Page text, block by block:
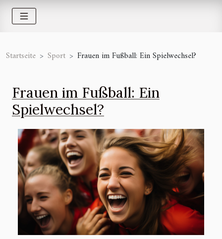
Startseite Sport Frauen im Fußball: Ein Spielwechsel?
Frauen im Fußball: Ein
Spielwechsel?